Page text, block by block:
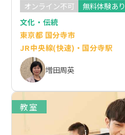
オンライン不可
無料体験あり
文化・伝統
東京都 国分寺市
JR中央線(快速)・国分寺駅
増田周英
教室